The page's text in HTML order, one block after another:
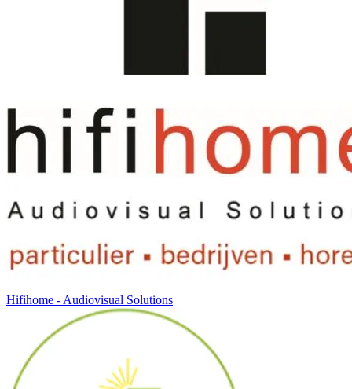
Hifihome - Audiovisual Solutions